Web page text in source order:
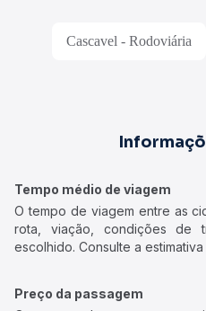
Cascavel - Rodoviária
Tempo médio de viagem
O tempo de viagem entre as
rota, viação, condições
escolhido. Consulte a
Preço da passagem